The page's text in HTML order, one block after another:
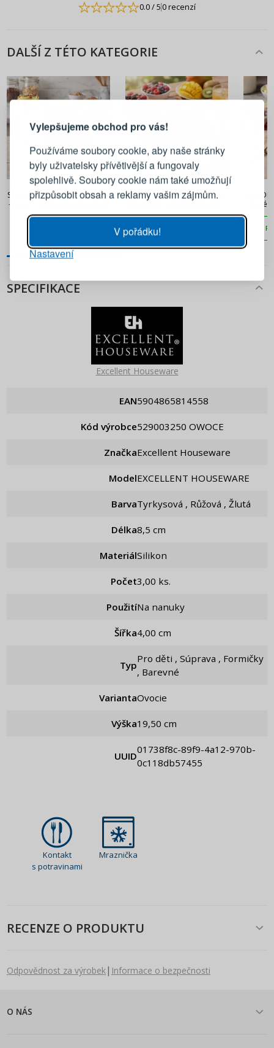
Vylepšujeme obchod pro vás!
Používáme soubory cookie, aby naše stránky
byly uživatelsky přívětivější a fungovaly
spolehlivě. Soubory cookie nám také umožňují
přizpůsobit obsah a reklamy vašim zájmům.
V pořádku!
Nastavení
0.0/ 50 recenzí
DALŠÍ Z TÉTO KATEGORIE
55 Kč100 Kč
SILIKOMART Easy Cream 7 cm
- sada 100 dřevěných tyčinek
44 Kč149 Kč
Silikonové formy na nanuky
EXCELLENT HOUSEWARE 8,5 x
19,5 cm 3 ks mix barev
PŘIDAT DO KOŠÍKU
cm
SPECIFIKACE
Excellent Houseware
EAN 5904865814558
Kód výrobce 529003250 OWOCE
Značka Excellent Houseware
Model EXCELLENT HOUSEWARE
Barva Tyrkysová , Růžová , Žlutá
Délka 8,5 cm
Materiál Silikon
Počet 3,00 ks.
Použití Na nanuky
Šířka 4,00 cm
Typ
Pro děti , Súprava , Formičky
, Barevné
Varianta Ovocie
Výška 19,50 cm
UUID
01738f8c-89f9-4a12-970b-
0c118db57455
Kontakt
s potravinami
Mraznička
RECENZE O PRODUKTU
Odpovědnost za výrobek| Informace o bezpečnosti
O NÁS
PŘIHLÁŠENÍ REGISTRACE
Přihlaste se ke svému účtu
Emailová adresa
PŘIHLÁSIT SE